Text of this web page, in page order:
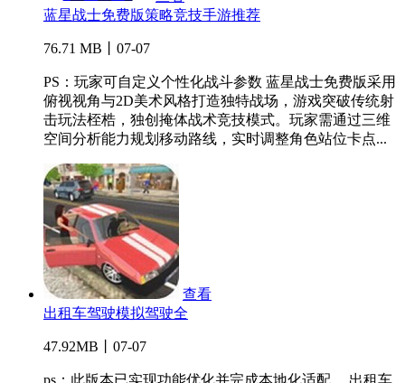
蓝星战士免费版策略竞技手游推荐
76.71 MB丨07-07
PS：玩家可自定义个性化战斗参数 蓝星战士免费版采用
俯视视角与2D美术风格打造独特战场，游戏突破传统射
击玩法桎梏，独创掩体战术竞技模式。玩家需通过三维
空间分析能力规划移动路线，实时调整角色站位卡点...
查看
出租车驾驶模拟驾驶全
47.92MB丨07-07
ps：此版本已实现功能优化并完成本地化适配。 出租车